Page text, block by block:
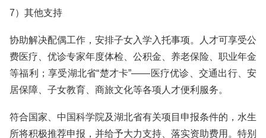
7）其他支持
协助解决配偶工作，安排子女入学入托事项。人才可享受公
费医疗、优诊专家年度体检、公积金、养老保险、职业年金
等福利；享受湖北省“楚才卡”——医疗优诊、交通出行、安
居保障、子女教育、商旅文化等各项人才便利服务。
符合国家、中国科学院及湖北省有关项目申报条件的，水生
所将积极推荐申报，并给予大力支持、落实资助费用。特别